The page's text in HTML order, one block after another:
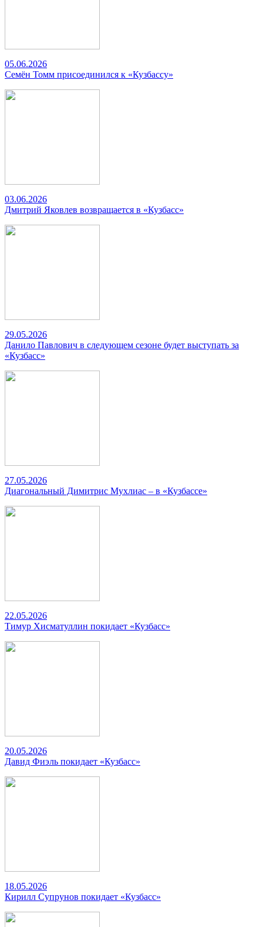
05.06.2026
Семён Томм присоединился к «Кузбассу»
03.06.2026
Дмитрий Яковлев возвращается в «Кузбасс»
29.05.2026
Данило Павлович в следующем сезоне будет выступать за
«Кузбасс»
27.05.2026
Диагональный Димитрис Мухлиас – в «Кузбассе»
22.05.2026
Тимур Хисматуллин покидает «Кузбасс»
20.05.2026
Давид Фиэль покидает «Кузбасс»
18.05.2026
Кирилл Супрунов покидает «Кузбасс»